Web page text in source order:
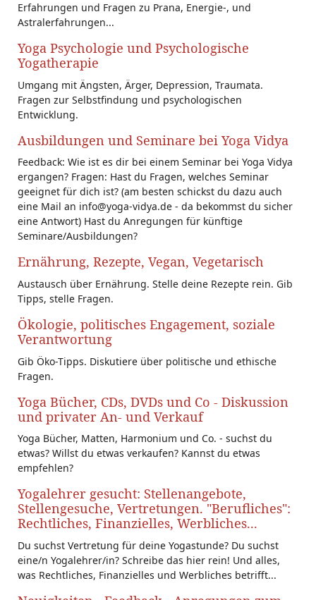
Erfahrungen und Fragen zu Prana, Energie-, und
Astralerfahrungen...
Yoga Psychologie und Psychologische
Yogatherapie
Umgang mit Ängsten, Ärger, Depression, Traumata.
Fragen zur Selbstfindung und psychologischen
Entwicklung.
Ausbildungen und Seminare bei Yoga Vidya
Feedback: Wie ist es dir bei einem Seminar bei Yoga Vidya
ergangen? Fragen: Hast du Fragen, welches Seminar
geeignet für dich ist? (am besten schickst du dazu auch
eine Mail an info@yoga-vidya.de - da bekommst du sicher
eine Antwort) Hast du Anregungen für künftige
Seminare/Ausbildungen?
Ernährung, Rezepte, Vegan, Vegetarisch
Austausch über Ernährung. Stelle deine Rezepte rein. Gib
Tipps, stelle Fragen.
Ökologie, politisches Engagement, soziale
Verantwortung
Gib Öko-Tipps. Diskutiere über politische und ethische
Fragen.
Yoga Bücher, CDs, DVDs und Co - Diskussion
und privater An- und Verkauf
Yoga Bücher, Matten, Harmonium und Co. - suchst du
etwas? Willst du etwas verkaufen? Kannst du etwas
empfehlen?
Yogalehrer gesucht: Stellenangebote,
Stellengesuche, Vertretungen. "Berufliches":
Rechtliches, Finanzielles, Werbliches...
Du suchst Vertretung für deine Yogastunde? Du suchst
eine/n Yogalehrer/in? Schreibe das hier rein! Und alles,
was Rechtliches, Finanzielles und Werbliches betrifft...